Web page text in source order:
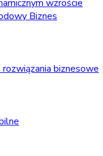
wzroście
Biznes
biznesowe